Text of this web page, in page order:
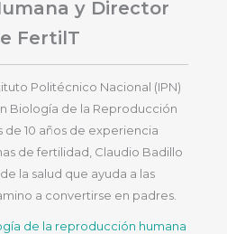
y Director
FertilT
Politécnico Nacional (IPN)
Biología de la Reproducción
de 10 años de experiencia
de fertilidad, Claudio Badillo
la salud que ayuda a las
a convertirse en padres.
de la reproducción humana